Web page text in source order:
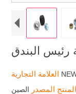
رئيس البندق
المنتج المصدر الصين